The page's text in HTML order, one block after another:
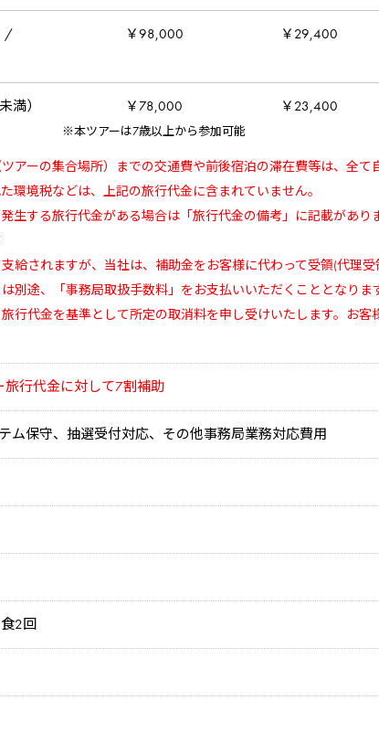
/
￥98,000 ￥29,400
満） ￥78,000
※本ツアーは7歳以上から参加可能
￥23,400
アーの集合場所）までの交通費や前後宿泊の滞在費等は、全て
環境税などは、上記の旅行代金に含まれていません。
生する旅行代金がある場合は「旅行代金の備考」に記載があり
給されますが、当社は、補助金をお客様に代わって受領(代理
別途、「事務局取扱手数料」をお支払いいただくこととなりま
行代金を基準として所定の取消料を申し受けいたします。お客
行代金に対して7割補助
ム保守、抽選受付対応、その他事務局業務対応費用
2回